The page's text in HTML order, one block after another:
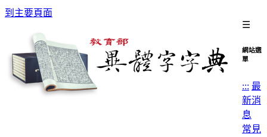
到主要頁面
☰
網站選
單
::: 最
新消
息
常見